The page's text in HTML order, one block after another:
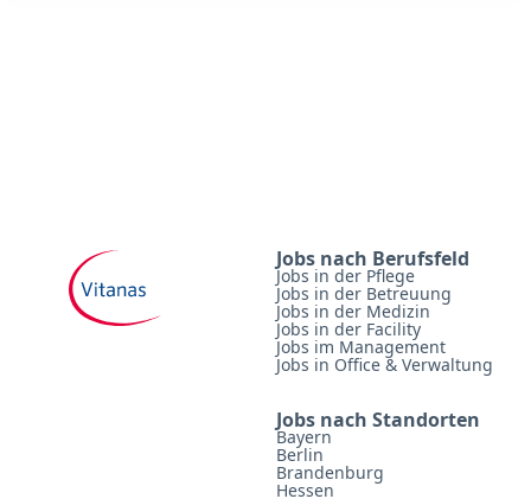
Jobs nach Berufsfeld
Jobs in der Pflege
Jobs in der Betreuung
Jobs in der Medizin
Jobs in der Facility
Jobs im Management
Jobs in Office & Verwaltung
Jobs nach Standorten
Bayern
Berlin
Brandenburg
Hessen